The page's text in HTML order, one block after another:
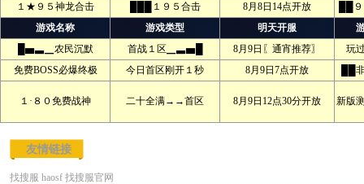
１★９５神龙合击
███１９５合击 8月8日14点开放
██
游戏名称
游戏类型 明天开服
█▅▃▁农民沉默
首战１区▁▃▅█ 8月9日〖通宵推荐〗
玩
免费BOSS必爆终极
今日首区刚开１秒 8月9日7点开放 ██
１·８０免费战神 二十全满→→首区 8月9日12点30分开放 新版
友情链接
找搜服 haosf 找搜服官网